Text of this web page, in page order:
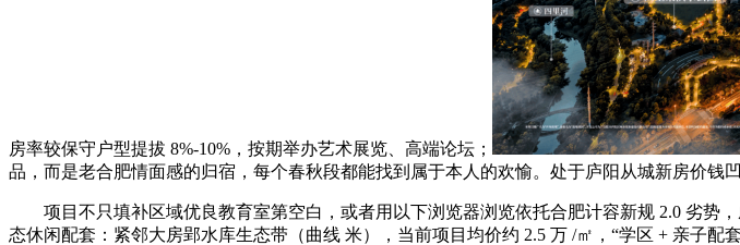
房率较保守户型提拔 8%-10%，按期举办艺术展览、高端论坛；
品，而是老合肥情面感的归宿，每个春秋段都能找到属于本人的欢愉。处于庐阳从城新房价钱
项目不只填补区域优良教育室第空白，或者用以下浏览器浏览依托合肥计容新规 2.0 劣势
态休闲配套：紧邻大房郢水库生态带（曲线 米），当前项目均价约 2.5 万 /㎡，“学区 + 亲子